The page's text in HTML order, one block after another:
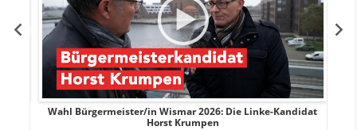
Wahl Bürgermeister/in Wismar 2026: Die Linke-Kandidat
Horst Krumpen